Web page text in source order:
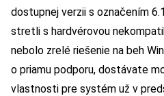
dostupnej verzii s označením
stretli s hardvérovou
nebolo zrelé riešenie na beh
o priamu podporu, dostávate
vlastnosti pre systém už v